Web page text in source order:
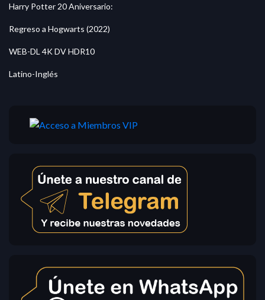
Harry Potter 20 Aniversario:
Regreso a Hogwarts (2022)
WEB-DL 4K DV HDR10
Latino-Inglés